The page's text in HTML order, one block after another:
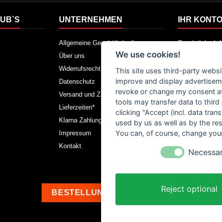
UNTERNEHMEN
Allgemeine Geschäftsbedingungen
Über uns
Widerrufsrecht
Datenschutz
Versand und Zahlung
Lieferzeiten*
Klarna Zahlungsbedingungen
Impressum
Kontakt
IHR KONTO
Persönliche
Bestellungen
Adressen
Gutscheine
Bestellung
BESTELLUNG WIDERRUFEN
We use cookies!
This site uses third-party
improve and display
revoke or change my consent
tools may transfer data to third
clicking "Accept (incl. data
used by us as well as by the
You can, of course, change
Reject optional